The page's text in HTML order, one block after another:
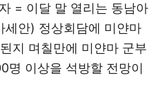
= 이달 말 열리는 동남아
세안) 정상회담에 미얀마
지 며칠만에 미얀마 군부
명 이상을 석방할 전망이